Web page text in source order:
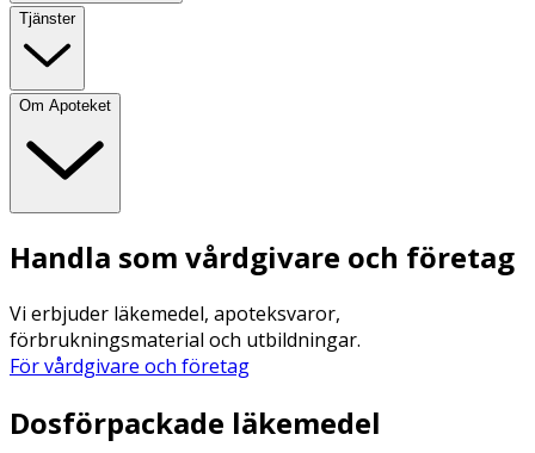
Tjänster
Om Apoteket
Handla som vårdgivare och företag
Vi erbjuder läkemedel, apoteksvaror,
förbrukningsmaterial och utbildningar.
För vårdgivare och företag
Dosförpackade läkemedel